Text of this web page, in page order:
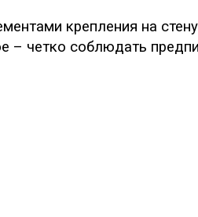
крепления на
– четко соблюдать